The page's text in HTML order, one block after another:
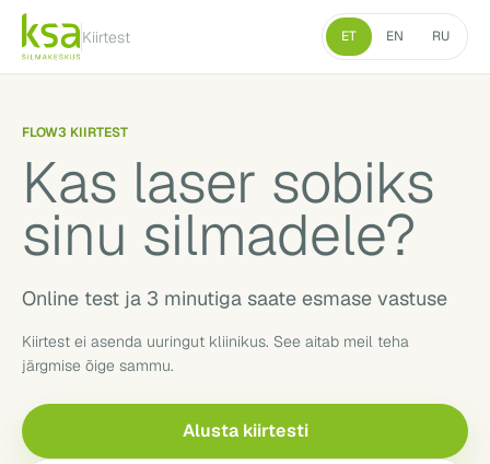
Kiirtest ET EN RU
FLOW3 KIIRTEST
Kas laser sobiks
sinu silmadele?
Online test ja 3 minutiga saate esmase vastuse
Kiirtest ei asenda uuringut kliinikus. See aitab meil teha
järgmise õige sammu.
Alusta kiirtesti